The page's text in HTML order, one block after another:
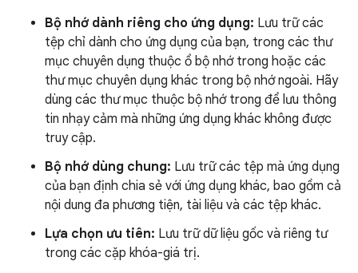
Bộ nhớ dành riêng cho ứng dụng: Lưu trữ các
tệp chỉ dành cho ứng dụng của bạn, trong các thư
mục chuyên dụng thuộc ổ bộ nhớ trong hoặc các
thư mục chuyên dụng khác trong bộ nhớ ngoài. Hãy
dùng các thư mục thuộc bộ nhớ trong để lưu thông
tin nhạy cảm mà những ứng dụng khác không được
truy cập.
Bộ nhớ dùng chung: Lưu trữ các tệp mà ứng dụng
của bạn định chia sẻ với ứng dụng khác, bao gồm cả
nội dung đa phương tiện, tài liệu và các tệp khác.
Lựa chọn ưu tiên: Lưu trữ dữ liệu gốc và riêng tư
trong các cặp khóa-giá trị.